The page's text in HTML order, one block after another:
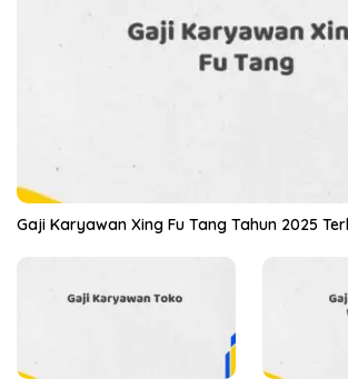
Gaji Karyawan Xing Fu Tang Tahun 2025